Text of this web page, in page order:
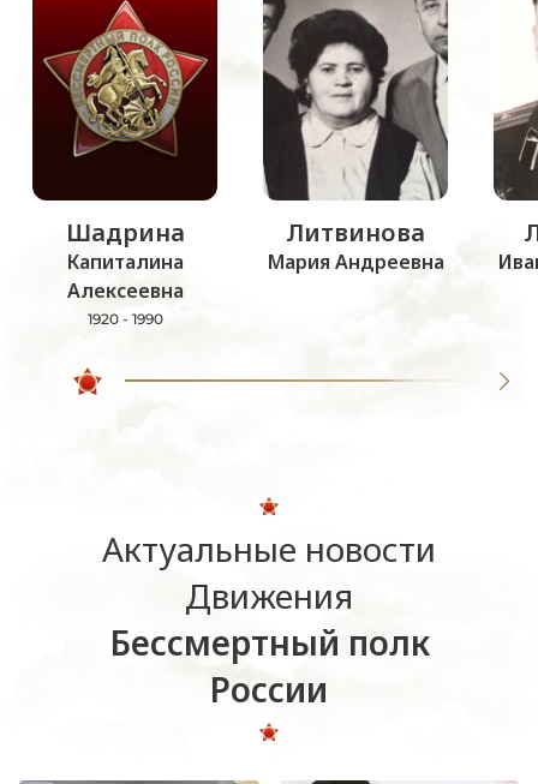
Шадрина
Капиталина
Алексеевна
1920 - 1990
Литвинова
Мария Андреевна
Актуальные новости
Движения
Бессмертный полк
России